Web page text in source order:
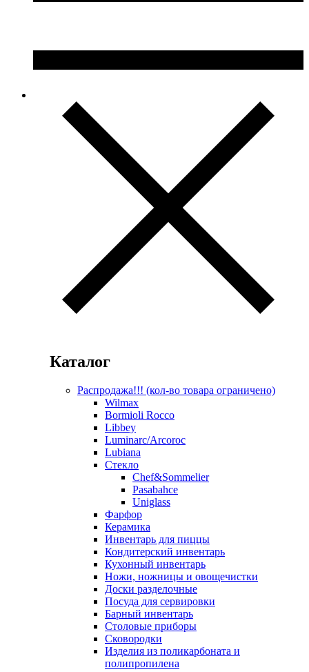
Каталог
Распродажа!!! (кол-во товара ограничено)
Wilmax
Bormioli Rocco
Libbey
Luminarc/Arcoroc
Lubiana
Стекло
Chef&Sommelier
Pasabahce
Uniglass
Фарфор
Керамика
Инвентарь для пиццы
Кондитерский инвентарь
Кухонный инвентарь
Ножи, ножницы и овощечистки
Доски разделочные
Посуда для сервировки
Барный инвентарь
Столовые приборы
Сковородки
Изделия из поликарбоната и
полипропилена